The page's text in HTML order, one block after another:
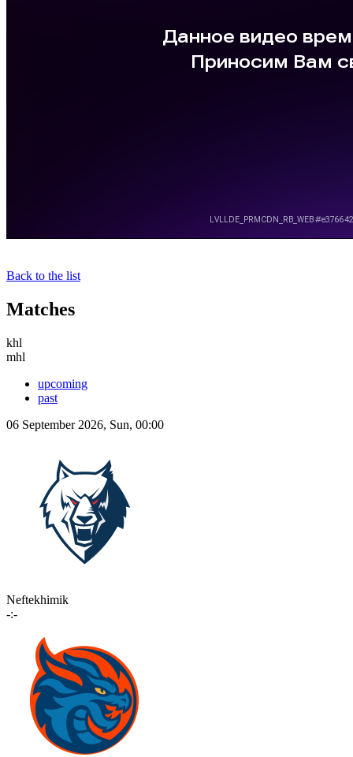
Back to the list
Matches
khl
mhl
upcoming
past
06 September 2026, Sun, 00:00
Neftekhimik
-:-